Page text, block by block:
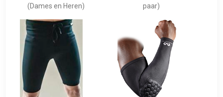
(Dames en Heren)
paar)